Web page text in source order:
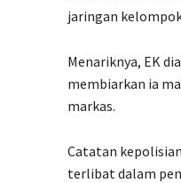
jaringan
Menariknya, EK
membiarkan ia
markas.
Catatan
terlibat dalam